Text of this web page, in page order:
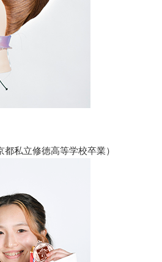
都私立修徳高等学校卒業）